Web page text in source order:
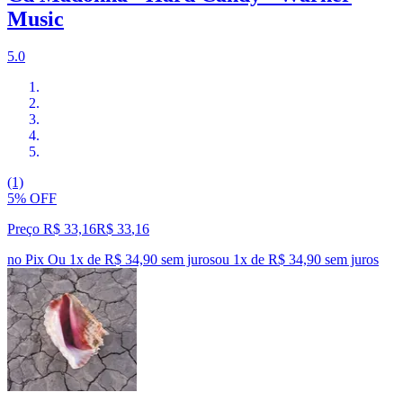
Music
5.0
(1)
5% OFF
Preço R$ 33,16R$ 33,16
no Pix Ou 1x de R$ 34,90 sem jurosou 1x de R$ 34,90 sem juros